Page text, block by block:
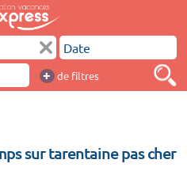
+ de filtres
sur tarentaine pas cher